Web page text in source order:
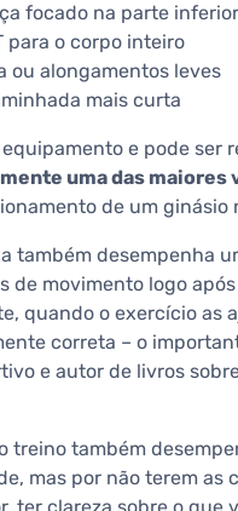
focado na parte
para o corpo inteiro
ou alongamentos leves
mais curta
e pode ser
uma das
de um ginásio
também desempenha
de movimento logo
quando o exercício as
correta – o
e autor de livros
treino também
mas por não terem